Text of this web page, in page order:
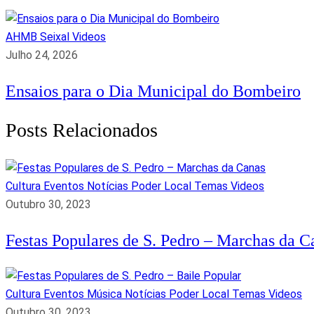
AHMB Seixal Videos
Julho 24, 2026
Ensaios para o Dia Municipal do Bombeiro
Posts Relacionados
Cultura Eventos Notícias Poder Local Temas Videos
Outubro 30, 2023
Festas Populares de S. Pedro – Marchas da
Cultura Eventos Música Notícias Poder Local Temas Videos